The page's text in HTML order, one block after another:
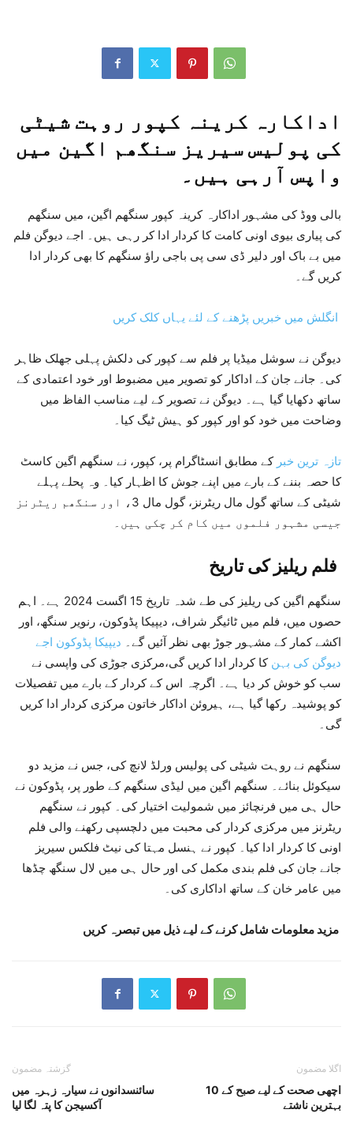
اداکارہ کرینہ کپور روہت شیٹی
کی پولیس سیریز سنگھم اگین میں
واپس آرہی ہیں۔
بالی ووڈ کی مشہور اداکارہ کرینہ کپور سنگھم اگین، میں سنگھم
کی پیاری بیوی اونی کامت کا کردار ادا کر رہی ہیں۔ اجے دیوگن فلم
میں بے باک اور دلیر ڈی سی پی باجی راؤ سنگھم کا بھی کردار ادا
کریں گے۔
دیوگن نے سوشل میڈیا پر فلم سے کپور کی دلکش پہلی جھلک ظاہر
کی۔ جانے جان کے اداکار کو تصویر میں مضبوط اور خود اعتمادی کے
ساتھ دکھایا گیا ہے۔ دیوگن نے تصویر کے لیے مناسب الفاظ میں
وضاحت میں خود کو اور کپور کو ہیش ٹیگ کیا۔
تازہ ترین خبر کے مطابق انسٹاگرام پر، کپور، نے سنگھم اگین کاسٹ
کا حصہ بننے کے بارے میں اپنے جوش کا اظہار کیا۔ وہ پحلے پہلے
شیٹی کے ساتھ گول مال ریٹرنز، گول مال 3، اور سنگھم ریٹرنز
جیسی مشہور فلموں میں کام کر چکی ہیں۔
سنگھم اگین کی ریلیز کی طے شدہ تاریخ 15 اگست 2024 ہے۔ اہم
حصوں میں، فلم میں ٹائیگر شراف، دیپیکا پڈوکون، رنویر سنگھ، اور
اکشے کمار کے مشہور جوڑ بھی نظر آئیں گے۔ دیپیکا پڈوکون اجے
دیوگن کی بہن کا کردار ادا کریں گی،مرکزی جوڑی کی واپسی نے
سب کو خوش کر دیا ہے۔ اگرچہ اس کے کردار کے بارے میں تفصیلات
کو پوشیدہ رکھا گیا ہے، ہیروئن اداکار خاتون مرکزی کردار ادا کریں
گی۔
سنگھم نے روہت شیٹی کی پولیس ورلڈ لانچ کی، جس نے مزید دو
سیکوئل بنائے۔ سنگھم اگین میں لیڈی سنگھم کے طور پر، پڈوکون نے
حال ہی میں فرنچائز میں شمولیت اختیار کی۔ کپور نے سنگھم
ریٹرنز میں مرکزی کردار کی محبت میں دلچسپی رکھنے والی فلم
اونی کا کردار ادا کیا۔ کپور نے ہنسل مہتا کی نیٹ فلکس سیریز
جانے جان کی فلم بندی مکمل کی اور حال ہی میں لال سنگھ چڈھا
میں عامر خان کے ساتھ اداکاری کی۔
گزشتہ مضمون
سائنسدانوں نے سیارہ زہرہ میں
آکسیجن کا پتہ لگا لیا
اگلا مضمون
اچھی صحت کے لیے صبح کے 10
بہترین ناشتے